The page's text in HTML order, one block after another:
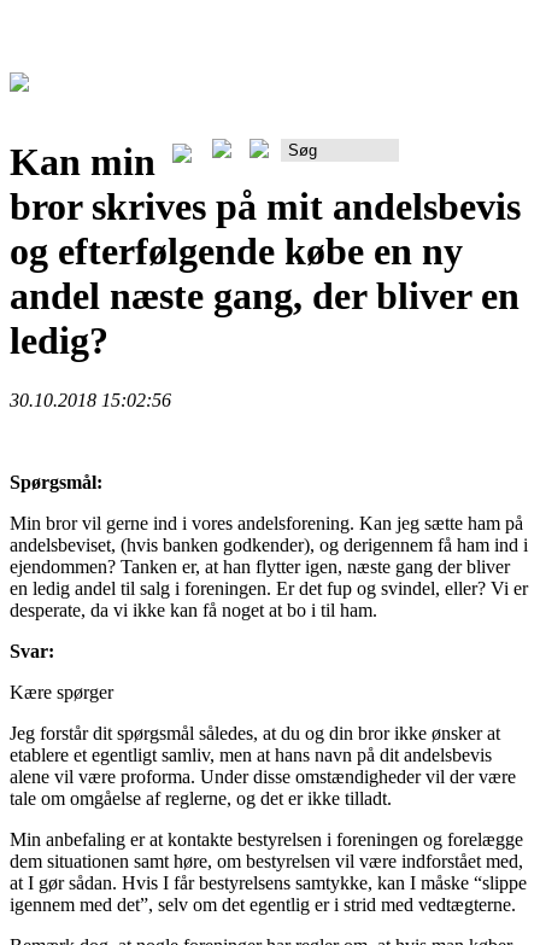
Kan min
bror skrives på mit andelsbevis
og efterfølgende købe en ny
andel næste gang, der bliver en
ledig?
30.10.2018 15:02:56
Spørgsmål:
Min bror vil gerne ind i vores andelsforening. Kan jeg sætte ham på
andelsbeviset, (hvis banken godkender), og derigennem få ham ind i
ejendommen? Tanken er, at han flytter igen, næste gang der bliver
en ledig andel til salg i foreningen. Er det fup og svindel, eller? Vi er
desperate, da vi ikke kan få noget at bo i til ham.
Svar:
Kære spørger
Jeg forstår dit spørgsmål således, at du og din bror ikke ønsker at
etablere et egentligt samliv, men at hans navn på dit andelsbevis
alene vil være proforma. Under disse omstændigheder vil der være
tale om omgåelse af reglerne, og det er ikke tilladt.
Min anbefaling er at kontakte bestyrelsen i foreningen og forelægge
dem situationen samt høre, om bestyrelsen vil være indforstået med,
at I gør sådan. Hvis I får bestyrelsens samtykke, kan I måske “slippe
igennem med det”, selv om det egentlig er i strid med vedtægterne.